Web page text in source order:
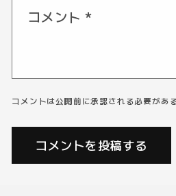
コメント *
コメントは公開前に承認される必要があ